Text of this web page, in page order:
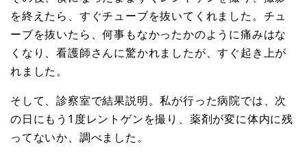
を終えたら、すぐチューブを抜いてくれました。チュ
ーブを抜いたら、何事もなかったかのように痛みはな
くなり、看護師さんに驚かれましたが、すぐ起き上が
れました。
そして、診察室で結果説明。私が行った病院では、次
の日にもう1度レントゲンを撮り、薬剤が変に体内に残
ってないか、調べました。